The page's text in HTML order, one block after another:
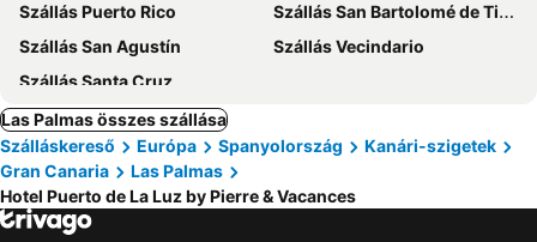
Szállás Puerto Rico
Szállás San Bartolomé de Tirajana
Szállás San Agustín
Szállás Vecindario
Szállás Santa Cruz
Las Palmas összes szállása
Szálláskereső
Európa Spanyolország
Kanári-szigetek
Gran Canaria
Las Palmas
Hotel Puerto de La Luz by Pierre & Vacances